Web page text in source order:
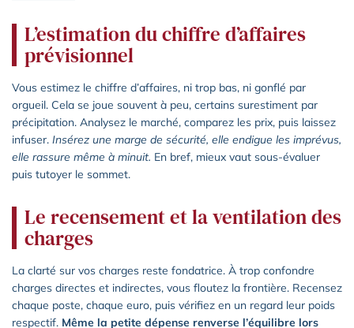
L’estimation du chiffre d’affaires
prévisionnel
Vous estimez le chiffre d’affaires, ni trop bas, ni gonflé par
orgueil. Cela se joue souvent à peu, certains surestiment par
précipitation. Analysez le marché, comparez les prix, puis laissez
infuser. Insérez une marge de sécurité, elle endigue les imprévus,
elle rassure même à minuit. En bref, mieux vaut sous-évaluer
puis tutoyer le sommet.
Le recensement et la ventilation des
charges
La clarté sur vos charges reste fondatrice. À trop confondre
charges directes et indirectes, vous floutez la frontière. Recensez
chaque poste, chaque euro, puis vérifiez en un regard leur poids
respectif. Même la petite dépense renverse l’équilibre lors